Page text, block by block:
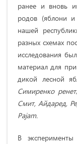
ранее и вновь
родов (яблони и
нашей
разных схемах
исследования
материал для
дикой лесной
Симиренко ренет,
Смит, Айдаред,
Pajam.
В